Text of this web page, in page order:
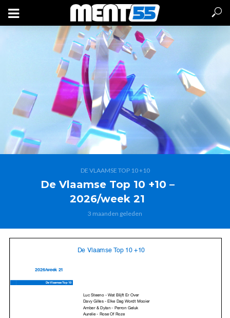
DE VLAAMSE TOP 10 +10
De Vlaamse Top 10 +10 –
2026/week 21
3 maanden geleden